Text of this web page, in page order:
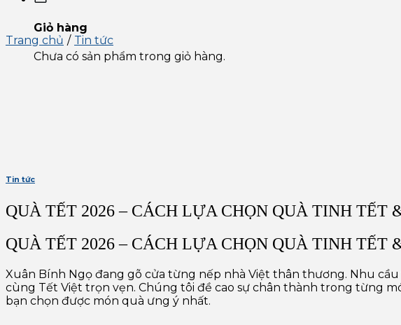
Giỏ hàng
Chưa có sản phẩm trong giỏ hàng.
Trang chủ / Tin tức
Tin tức
QUÀ TẾT 2026 – CÁCH LỰA CHỌN QUÀ TINH TẾT
QUÀ TẾT 2026 – CÁCH LỰA CHỌN QUÀ TINH TẾT
Xuân Bính Ngọ đang gõ cửa từng nếp nhà Việt thân thương. Nhu
cùng Tết Việt trọn vẹn. Chúng tôi đề cao sự chân thành trong từng
bạn chọn được món quà ưng ý nhất.